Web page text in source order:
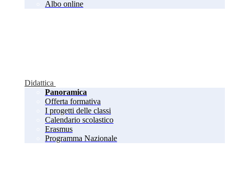
Albo online
Didattica
Panoramica
Offerta formativa
I progetti delle classi
Calendario scolastico
Erasmus
Programma Nazionale